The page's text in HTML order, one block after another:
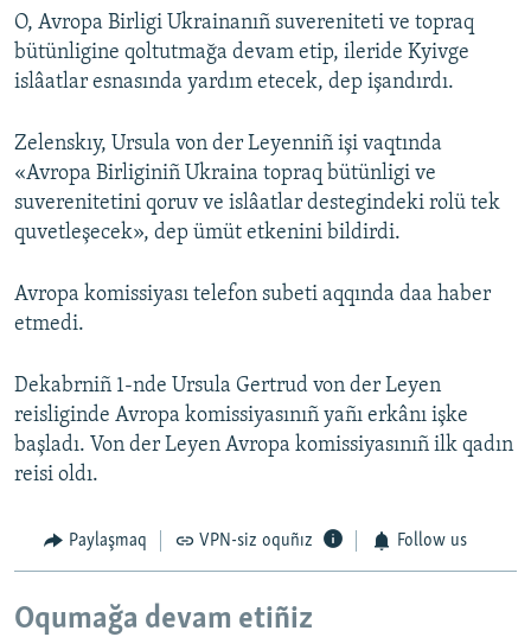
O, Avropa Birligi Ukrainanıñ suvereniteti ve topraq
bütünligine qoltutmağa devam etip, ileride Kyivge
islâatlar esnasında yardım etecek, dep işandırdı.
Zelenskıy, Ursula von der Leyenniñ işi vaqtında
«Avropa Birliginiñ Ukraina topraq bütünligi ve
suverenitetini qoruv ve islâatlar destegindeki rolü tek
quvetleşecek», dep ümüt etkenini bildirdi.
Avropa komissiyası telefon subeti aqqında daa haber
etmedi.
Dekabrniñ 1-nde Ursula Gertrud von der Leyen
reisliginde Avropa komissiyasınıñ yañı erkânı işke
başladı. Von der Leyen Avropa komissiyasınıñ ilk qadın
reisi oldı.
Paylaşmaq VPN-siz oquñız Follow us
Oqumağa devam etiñiz